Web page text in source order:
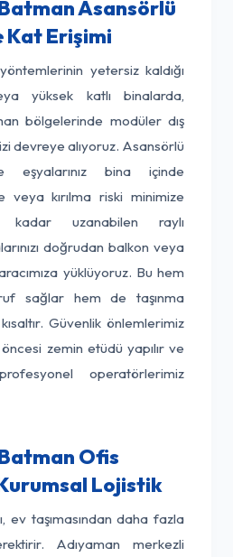
Asansörlü
Kat Erişimi
yetersiz kaldığı
yüksek katlı binalarda,
bölgelerinde modüler dış
devreye alıyoruz. Asansörlü
eşyalarınız bina içinde
veya kırılma riski minimize
uzanabilen raylı
doğrudan balkon veya
yüklüyoruz. Bu hem
sağlar hem de taşınma
Güvenlik önlemlerimiz
zemin etüdü yapılır ve
operatörlerimiz
Ofis
Lojistik
ev taşımasından daha fazla
Adıyaman merkezli